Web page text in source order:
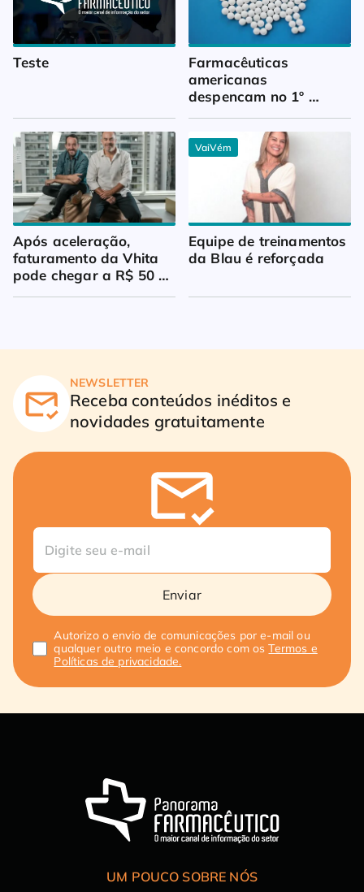
Teste
Farmacêuticas
americanas
despencam no 1º
Após aceleração,
faturamento da Vhita
pode chegar a R$ 50
milhões
VaiVém
Equipe de treinamentos
da Blau é reforçada
NEWSLETTER
Receba conteúdos inéditos e
novidades gratuitamente
Enviar
Autorizo o envio de comunicações por e-mail ou
qualquer outro meio e concordo com osTermos e
Políticas de privacidade.
UM POUCO SOBRE NÓS